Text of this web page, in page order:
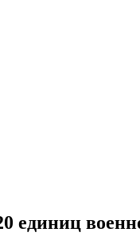
единиц